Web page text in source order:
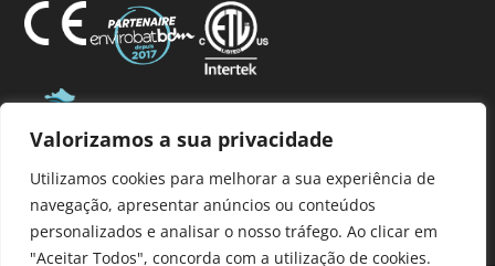
Valorizamos a sua privacidade
Utilizamos cookies para melhorar a sua experiência de
navegação, apresentar anúncios ou conteúdos
personalizados e analisar o nosso tráfego. Ao clicar em
"Aceitar Todos", concorda com a utilização de cookies.
Membro da AFPVP